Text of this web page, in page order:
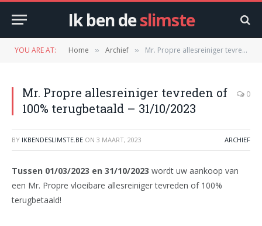
Ik ben deslimste
YOU ARE AT: Home » Archief » Mr. Propre allesreiniger tevreden of 100% terugbetaald – 31/10/2023
Mr. Propre allesreiniger tevreden of
100% terugbetaald – 31/10/2023
0
BY IKBENDESLIMSTE.BE ON 3 MAART, 2023 ARCHIEF
Tussen 01/03/2023 en 31/10/2023 wordt uw aankoop van
een Mr. Propre vloeibare allesreiniger tevreden of 100%
terugbetaald!